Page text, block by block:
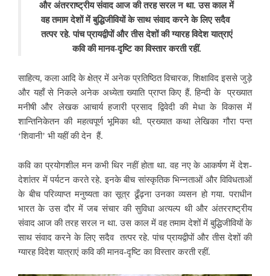
और अंतरराष्ट्रीय संवाद आज की तरह सरल न था. उस काल में
वह तमाम देशों में बुद्धिजीवियों के साथसंवाद करने के लिए सदैव
तत्पर रहे. पांच प्रायद्वीपों और तीस देशों की ग्यारह विदेश यात्राएं
कवि की मानव-दृष्टि का विस्तार करती रहीं.
साहित्य, कला आदि के क्षेत्र में अनेक प्रतिष्ठित विचारक, शिक्षाविद इससे जुड़े
और यहाँ से निकले अनेक अध्येता ख्याति प्राप्त किए हैं. हिन्दी के प्रख्यात
मनीषी और लेखक आचार्यहजारी प्रसाद द्विवेदी की मेधा के विकास में
शान्तिनिकेतन की महत्वपूर्ण भूमिका थी. प्रख्यात कथा लेखिका गौरा पन्त
‘शिवानी’ भी यहीं की देन हैं.
कवि का प्रयोगशील मन कभी थिर नहीं होता था. वह नए के आकर्षण में देश-
देशांतर में पर्यटन करते रहे. इनके बीच सांस्कृतिक भिन्नताओं और विविधताओं
के बीच परिव्याप्तमनुष्यता का सूत्र ढूँढ़ना उनका व्यसन हो गया. पराधीन
भारत के उस दौर में जब संचार की सुविधा अत्यल्प थी और अंतरराष्ट्रीय
संवाद आज की तरह सरल न था. उस काल में वह तमाम देशों में बुद्धिजीवियों के
साथ संवाद करने के लिए सदैव तत्पर रहे. पांच प्रायद्वीपों और तीस देशों की
ग्यारह विदेश यात्राएं कवि की मानव-दृष्टि का विस्तार करती रहीं.